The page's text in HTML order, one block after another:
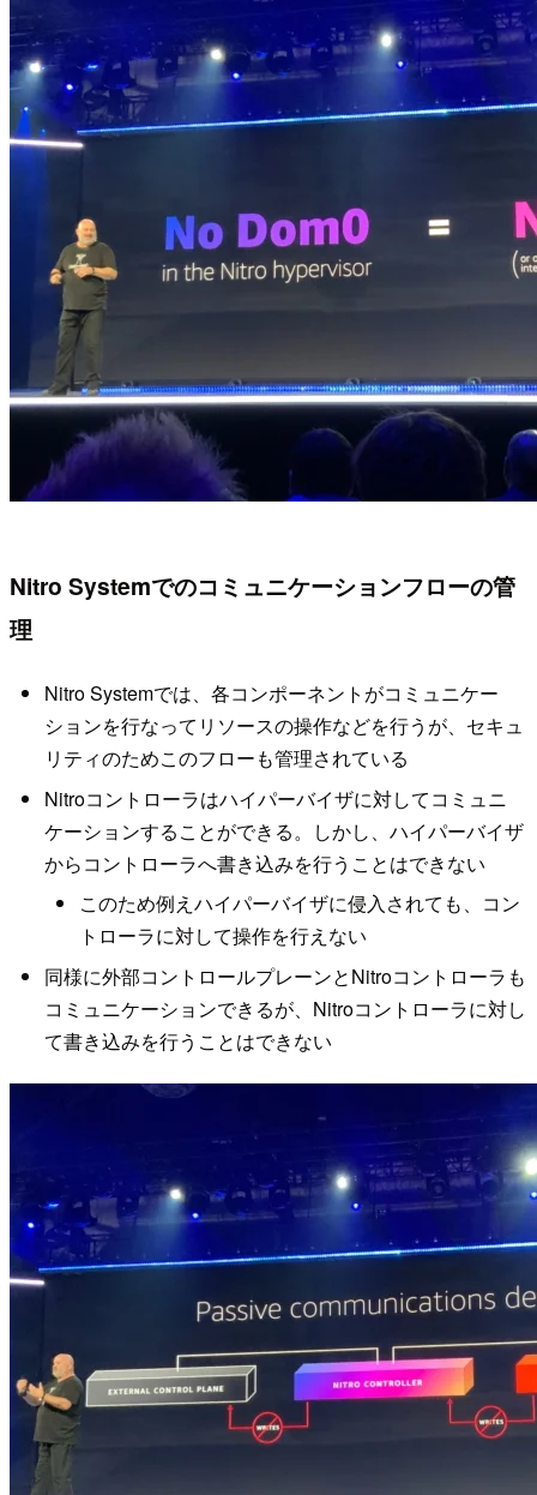
Nitro Systemでのコミュニケーションフローの管
理
Nitro Systemでは、各コンポーネントがコミュニケー
ションを行なってリソースの操作などを行うが、セキュ
リティのためこのフローも管理されている
Nitroコントローラはハイパーバイザに対してコミュニ
ケーションすることができる。しかし、ハイパーバイザ
からコントローラへ書き込みを行うことはできない
このため例えハイパーバイザに侵入されても、コン
トローラに対して操作を行えない
同様に外部コントロールプレーンとNitroコントローラも
コミュニケーションできるが、Nitroコントローラに対し
て書き込みを行うことはできない